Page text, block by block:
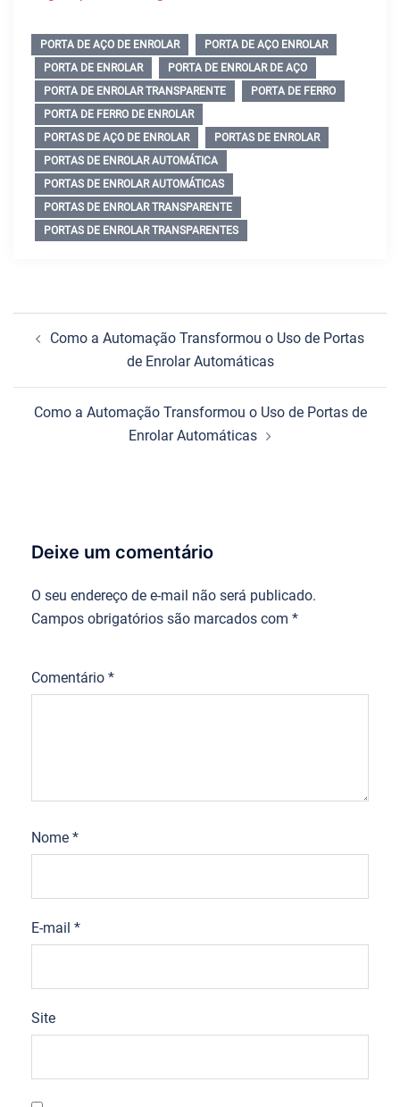
PORTA DE AÇO DE ENROLAR
PORTA DE AÇO ENROLAR
PORTA DE ENROLAR
PORTA DE ENROLAR DE AÇO
PORTA DE ENROLAR TRANSPARENTE
PORTA DE FERRO
PORTA DE FERRO DE ENROLAR
PORTAS DE AÇO DE ENROLAR
PORTAS DE ENROLAR
PORTAS DE ENROLAR AUTOMÁTICA
PORTAS DE ENROLAR AUTOMÁTICAS
PORTAS DE ENROLAR TRANSPARENTE
PORTAS DE ENROLAR TRANSPARENTES
de
Como a Automação Transformou o Uso de Portas
de Enrolar Automáticas
Como a Automação Transformou o Uso de Portas de
Enrolar Automáticas
Deixe um comentário
O seu endereço de e-mail não será publicado.
Campos obrigatórios são marcados com *
Comentário *
Nome *
E-mail *
Site